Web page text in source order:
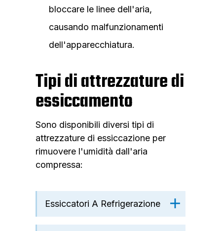
bloccare le linee dell'aria,
causando malfunzionamenti
dell'apparecchiatura.
Tipi di attrezzature di
essiccamento
Sono disponibili diversi tipi di
attrezzature di essiccazione per
rimuovere l'umidità dall'aria
compressa:
Essiccatori A Refrigerazione